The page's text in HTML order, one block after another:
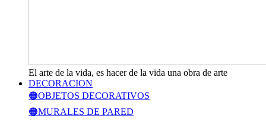
El arte de la vida, es hacer de la vida una obra de arte
DECORACION
🟠OBJETOS DECORATIVOS
🟠MURALES DE PARED